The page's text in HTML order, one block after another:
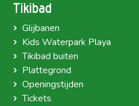
Tikibad
Glijbanen
Kids Waterpark Playa
Tikibad buiten
Plattegrond
Openingstijden
Tickets